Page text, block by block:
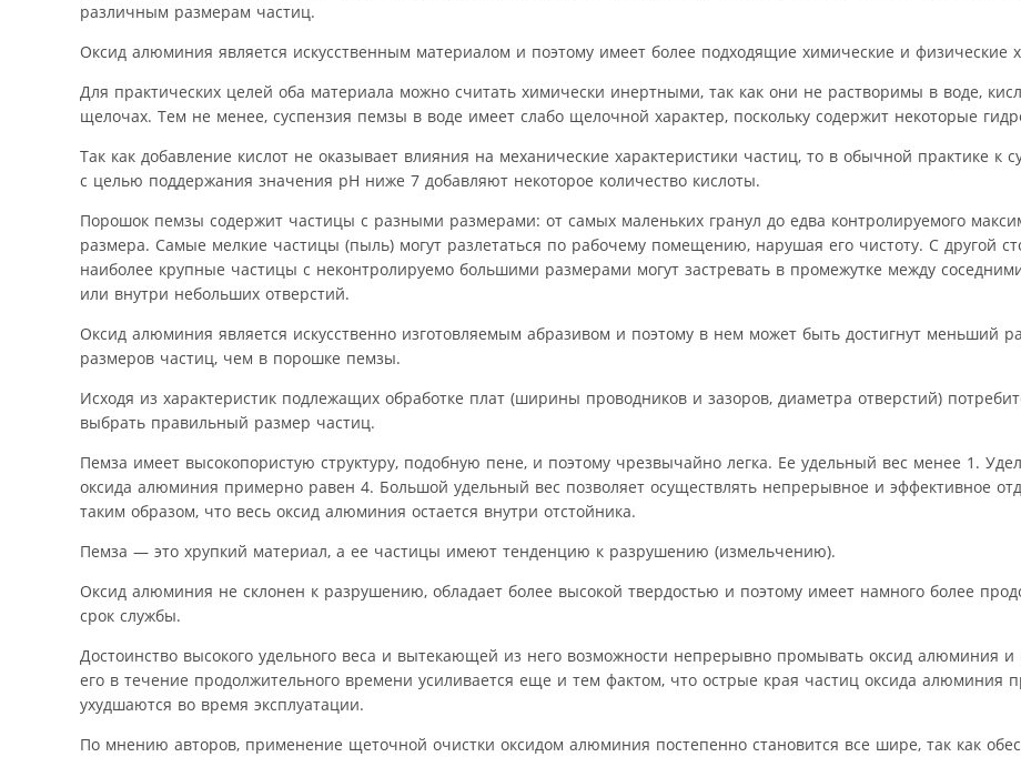
различным размерам частиц.
Оксид алюминия является искусственным материалом и поэтому имеет более подходящие химические и физические
Для практических целей оба материала можно считать химически инертными, так как они не растворимы в воде,
щелочах. Тем не менее, суспензия пемзы в воде имеет слабо щелочной характер, поскольку содержит некоторые
Так как добавление кислот не оказывает влияния на механические характеристики частиц, то в обычной практике к
с целью поддержания значения рН ниже 7 добавляют некоторое количество кислоты.
Порошок пемзы содержит частицы с разными размерами: от самых маленьких гранул до едва контролируемого
размера. Самые мелкие частицы (пыль) могут разлетаться по рабочему помещению, нарушая его чистоту. С другой
наиболее крупные частицы с неконтролируемо большими размерами могут застревать в промежутке между
или внутри небольших отверстий.
Оксид алюминия является искусственно изготовляемым абразивом и поэтому в нем может быть достигнут меньший
размеров частиц, чем в порошке пемзы.
Исходя из характеристик подлежащих обработке плат (ширины проводников и зазоров, диаметра отверстий)
выбрать правильный размер частиц.
Пемза имеет высокопористую структуру, подобную пене, и поэтому чрезвычайно легка. Ее удельный вес менее 1.
оксида алюминия примерно равен 4. Большой удельный вес позволяет осуществлять непрерывное и эффективное
таким образом, что весь оксид алюминия остается внутри отстойника.
Пемза — это хрупкий материал, а ее частицы имеют тенденцию к разрушению (измельчению).
Оксид алюминия не склонен к разрушению, обладает более высокой твердостью и поэтому имеет намного более
срок службы.
Достоинство высокого удельного веса и вытекающей из него возможности непрерывно промывать оксид алюминия и
его в течение продолжительного времени усиливается еще и тем фактом, что острые края частиц оксида алюминия
ухудшаются во время эксплуатации.
По мнению авторов, применение щеточной очистки оксидом алюминия постепенно становится все шире, так как